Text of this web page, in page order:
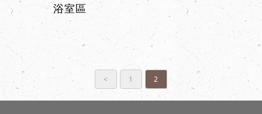
浴室區
< 1 2